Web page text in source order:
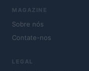
MAGAZINE
Sobre nós
Contate-nos
LEGAL